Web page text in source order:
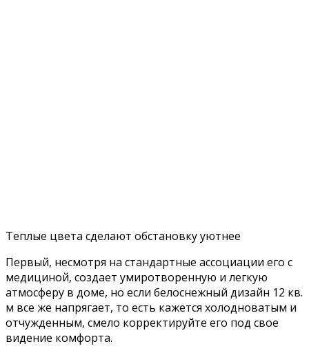
Теплые цвета сделают обстановку уютнее
Первый, несмотря на стандартные ассоциации его с
медициной, создает умиротворенную и легкую
атмосферу в доме, но если белоснежный дизайн 12 кв.
м все же напрягает, то есть кажется холодноватым и
отчужденным, смело корректируйте его под свое
видение комфорта.